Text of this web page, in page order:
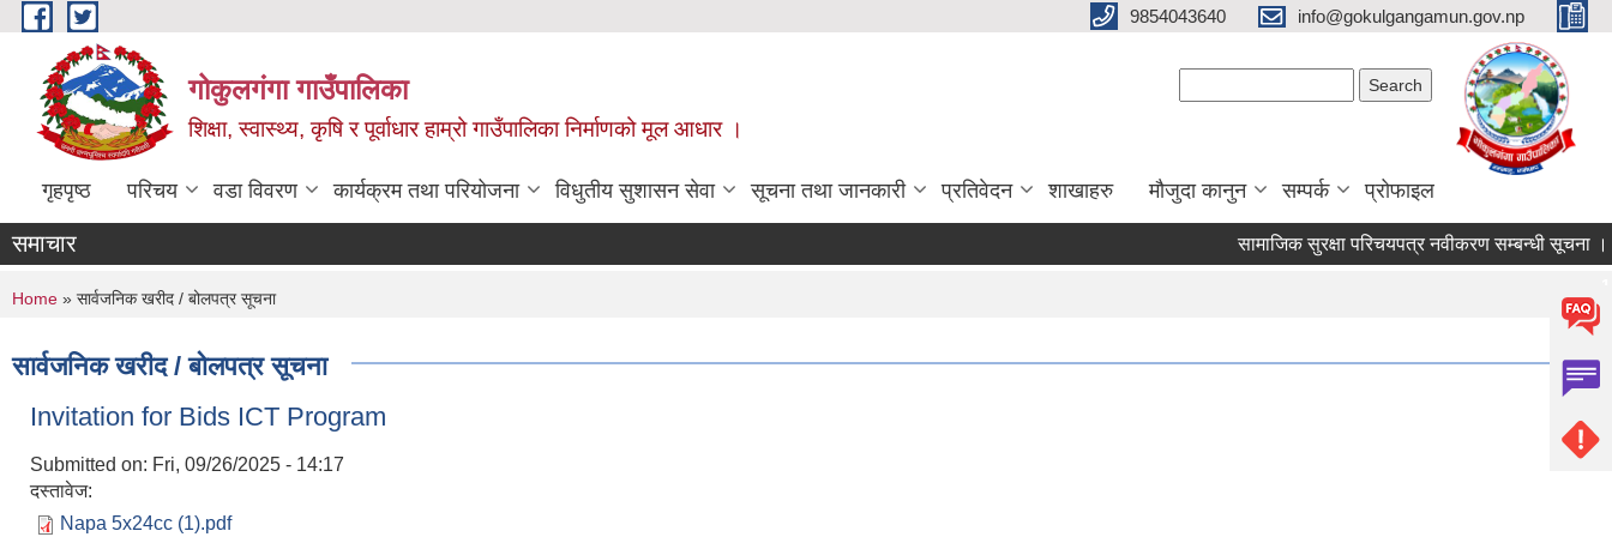
Skip to main content 9854043640 info@gokulgangamun.gov.np
गोकुलगंगा गाउँपालिका
शिक्षा, स्वास्थ्य, कृषि र पूर्वाधार हाम्रो गाउँपालिका निर्माणको मूल आधार ।
गृहपृष्ठ परिचय वडा विवरण कार्यक्रम तथा परियोजना विधुतीय सुशासन सेवा सूचना तथा जानकारी प्रतिवेदन शाखाहरु मौजुदा कानुन सम्पर्क प्रोफाइल
समाचार सामाजिक सुरक्षा परिचयपत्र नवीकरण सम्बन्धी सूचना ।
You are here
Home » सार्वजनिक खरीद / बोलपत्र सूचना
सार्वजनिक खरीद / बोलपत्र सूचना
Invitation for Bids ICT Program
Submitted on: Fri, 09/26/2025 - 14:17
दस्तावेज:
Napa 5x24cc (1).pdf